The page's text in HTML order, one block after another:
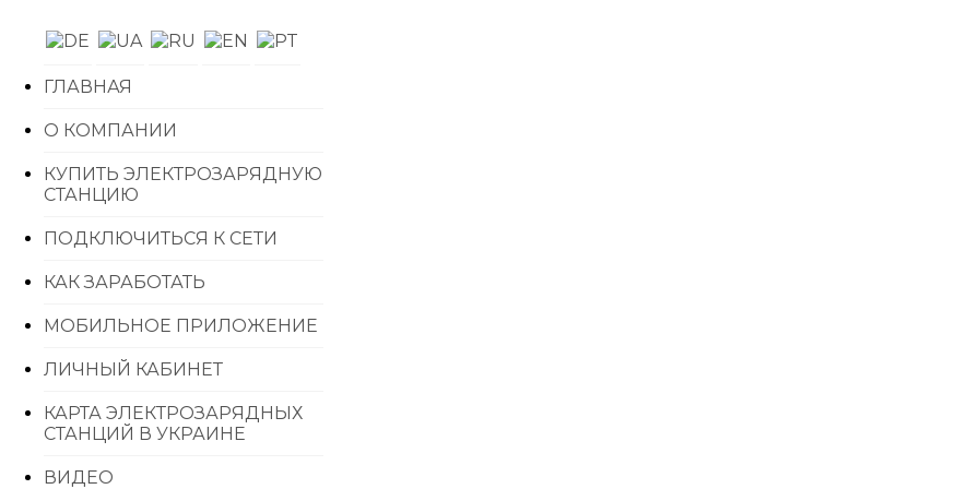
ГЛАВНАЯ
О КОМПАНИИ
КУПИТЬ ЭЛЕКТРОЗАРЯДНУЮ
СТАНЦИЮ
ПОДКЛЮЧИТЬСЯ К СЕТИ
КАК ЗАРАБОТАТЬ
МОБИЛЬНОЕ ПРИЛОЖЕНИЕ
ЛИЧНЫЙ КАБИНЕТ
КАРТА ЭЛЕКТРОЗАРЯДНЫХ
СТАНЦИЙ В УКРАИНЕ
ВИДЕО